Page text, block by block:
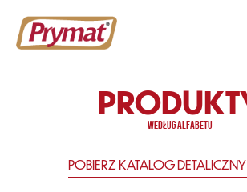
według alfabetu
POBIERZ KATALOGDETALICZNY